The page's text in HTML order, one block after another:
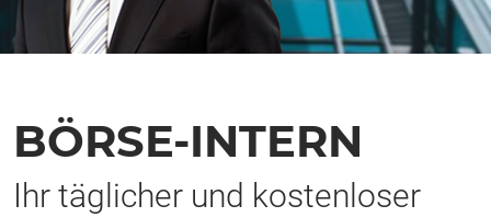
BÖRSE-INTERN
Ihr täglicher und kostenloser